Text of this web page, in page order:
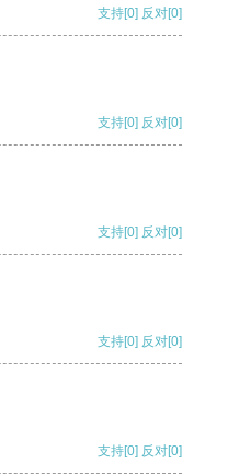
支持[0] 反对[0]
支持[0] 反对[0]
支持[0] 反对[0]
支持[0] 反对[0]
支持[0] 反对[0]